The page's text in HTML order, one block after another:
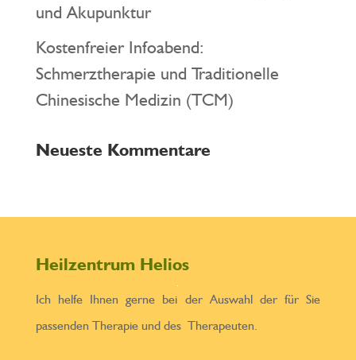
und Akupunktur
Kostenfreier Infoabend:
Schmerztherapie und Traditionelle
Chinesische Medizin (TCM)
Neueste Kommentare
Heilzentrum Helios
Ich helfe Ihnen gerne bei der Auswahl der für Sie
passenden Therapie und des Therapeuten.